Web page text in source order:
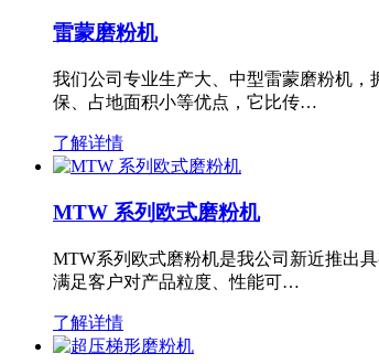
雷蒙磨粉机
我们公司专业生产大、中型雷蒙磨粉机
保、占地面积小等优点，它比传…
了解详情
MTW 系列欧式磨粉机
MTW系列欧式磨粉机是我公司新近推出
满足客户对产品粒度、性能可…
了解详情